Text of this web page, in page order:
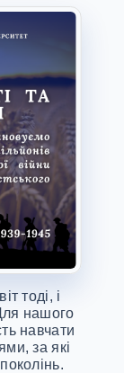
тоді, і
нашого
навчати
за які